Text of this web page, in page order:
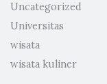
Uncategorized
Universitas
wisata
wisata kuliner